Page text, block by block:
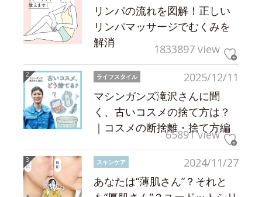
リンパの流れを図解！正しい
リンパマッサージでむくみを
解消
1833897 view
2025/12/11
ライフスタイル
マシンガンズ滝沢さんに聞
く、古いコスメの捨て方は？
｜コスメの断捨離・捨て方編
65891 view
2024/11/27
スキンケア
あなたは“薄肌さん”？それと